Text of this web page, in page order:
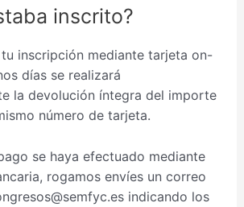
inscrito?
inscripción mediante tarjeta on-
días se realizará
la devolución íntegra del importe
número de tarjeta.
se haya efectuado mediante
rogamos envíes un correo
indicando los